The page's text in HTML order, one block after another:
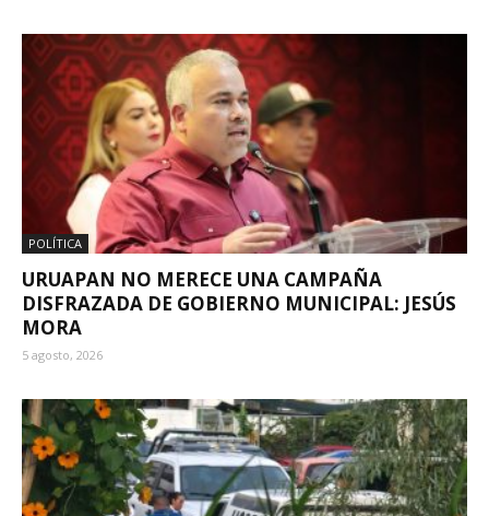
POLÍTICA
URUAPAN NO MERECE UNA CAMPAÑA
DISFRAZADA DE GOBIERNO MUNICIPAL: JESÚS
MORA
5 agosto, 2026